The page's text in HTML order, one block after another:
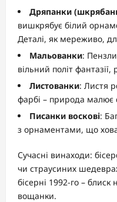
Дряпанки
вишкрябує білий
Деталі, як мереживо,
Мальованки:
вільний політ
Листованки: Листя
фарбі – природа малює
Писанки воскові:
з орнаментами, що
Сучасні винаходи:
чи страусиних
бісерні 1992-го –
вощанки.